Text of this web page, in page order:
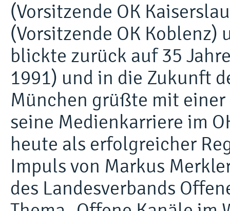
(Vorsitzende OK
(Vorsitzende OK Koblenz)
blickte zurück auf 35
1991) und in die Zukunft
München grüßte mit
seine Medienkarriere im
heute als erfolgreicher
Impuls von Markus
des Landesverbands